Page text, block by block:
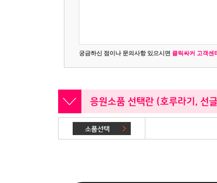
궁금하신 점이나 문의사항 있으시면 클릭싸커 고객센